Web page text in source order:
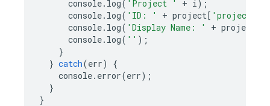
console. log( 'Project ' + i);
console. log( 'ID: ' + project[ 'project'
console. log( 'Display Name: ' + project
console. log( '' );
}
} catch(err)
{
console. error(err);
}
}